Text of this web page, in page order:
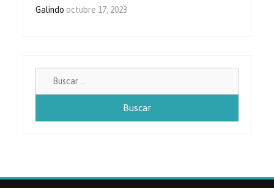
Galindo octubre 17, 2023